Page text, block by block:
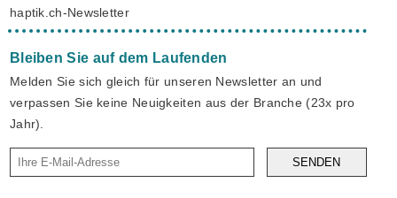
haptik.ch-Newsletter
Bleiben Sie auf dem Laufenden
Melden Sie sich gleich für unseren Newsletter an und
verpassen Sie keine Neuigkeiten aus der Branche (23x pro
Jahr).
SENDEN